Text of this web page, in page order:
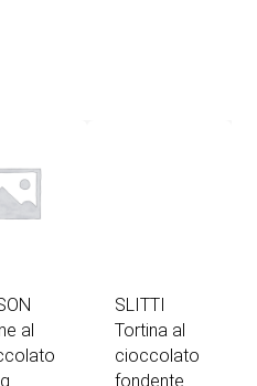
al
SLITTI
Tortina al
cioccolato
fondente